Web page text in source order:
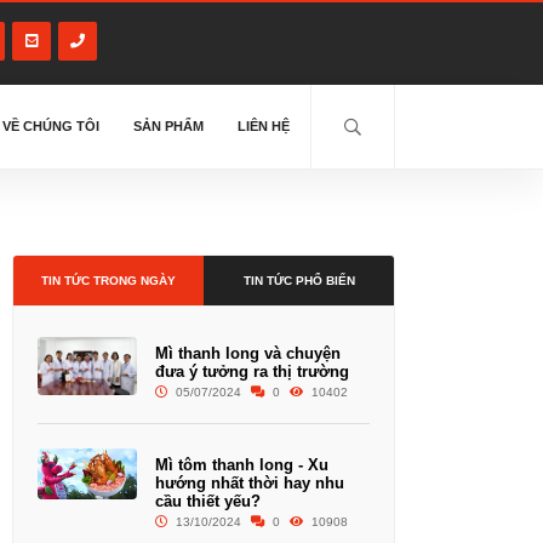
VỀ CHÚNG TÔI SẢN PHẨM LIÊN HỆ
TIN TỨC TRONG NGÀY TIN TỨC PHỔ BIẾN
Mì thanh long và chuyện
đưa ý tưởng ra thị trường
05/07/2024 0 10402
Mì tôm thanh long - Xu
hướng nhất thời hay nhu
cầu thiết yếu?
13/10/2024 0 10908